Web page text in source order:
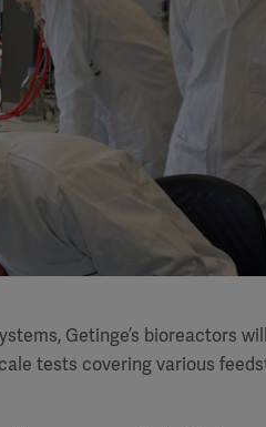
Getinge’s bioreactors
tests covering various